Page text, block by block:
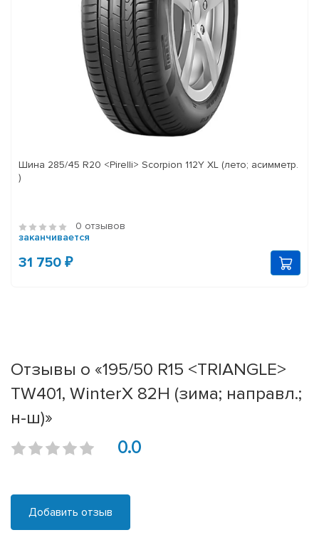
Шина 285/45 R20 <Pirelli> Scorpion 112Y XL (лето; асимметр.
)
0 отзывов
заканчивается
31 750 ₽
Отзывы о «195/50 R15 <TRIANGLE>
TW401, WinterX 82H (зима; направл.;
н-ш)»
0.0
Добавить отзыв